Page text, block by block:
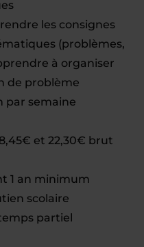
les consignes
(problèmes,
à organiser
de problème
par semaine
et 22,30€ brut
1 an minimum
scolaire
partiel